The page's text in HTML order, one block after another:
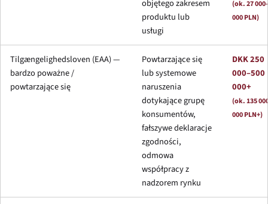
objętego zakresem
produktu lub
usługi
(ok. 27
000 PLN)
Tilgængelighedsloven (EAA) —
bardzo poważne /
powtarzające się
Powtarzające się
lub systemowe
naruszenia
dotykające grupę
konsumentów,
fałszywe deklaracje
zgodności,
odmowa
współpracy z
nadzorem rynku
DKK 250
000–500
000+
(ok. 135
000 PLN+)